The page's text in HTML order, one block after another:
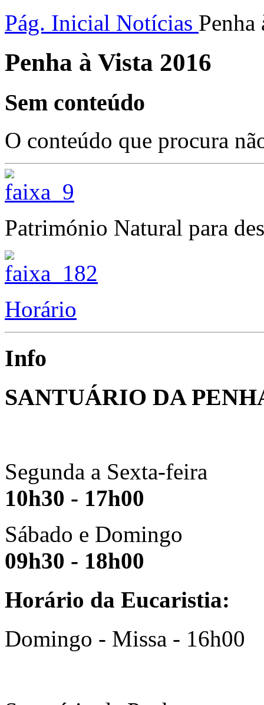
Pág. Inicial Notícias Penha
Penha à Vista 2016
Sem conteúdo
O conteúdo que procura
Património Natural para
Horário
Info
SANTUÁRIO DA
Segunda a Sexta-feira
10h30 - 17h00
Sábado e Domingo
09h30 - 18h00
Horário da Eucaristia:
Domingo - Missa - 16h00